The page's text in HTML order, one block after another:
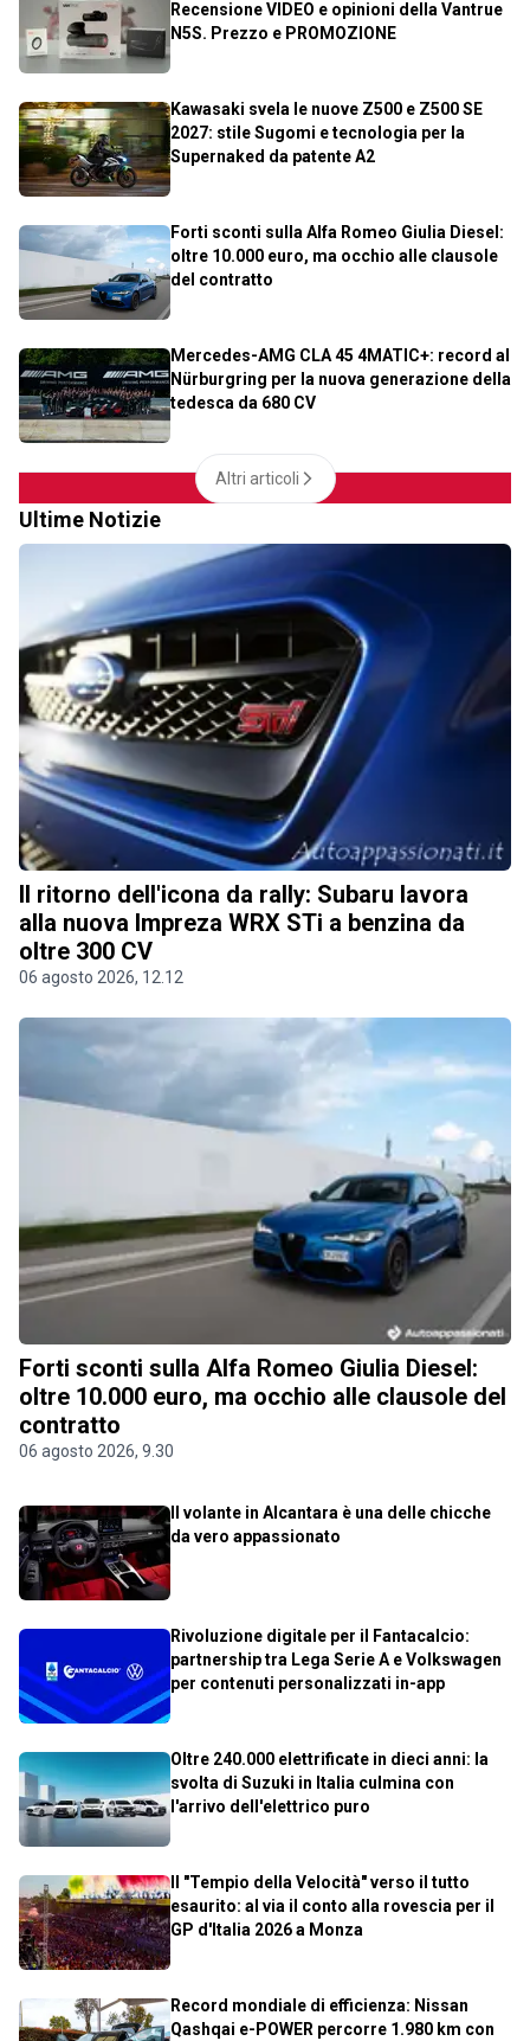
Recensione VIDEO e opinioni della Vantrue
N5S. Prezzo e PROMOZIONE
Kawasaki svela le nuove Z500 e Z500 SE
2027: stile Sugomi e tecnologia per la
Supernaked da patente A2
Forti sconti sulla Alfa Romeo Giulia Diesel:
oltre 10.000 euro, ma occhio alle clausole
del contratto
Mercedes-AMG CLA 45 4MATIC+: record al
Nürburgring per la nuova generazione della
tedesca da 680 CV
Altri articoli
Ultime Notizie
Il ritorno dell'icona da rally: Subaru lavora
alla nuova Impreza WRX STi a benzina da
oltre 300 CV
06 agosto 2026, 12.12
Forti sconti sulla Alfa Romeo Giulia Diesel:
oltre 10.000 euro, ma occhio alle clausole del
contratto
06 agosto 2026, 9.30
Il volante in Alcantara è una delle chicche
da vero appassionato
Rivoluzione digitale per il Fantacalcio:
partnership tra Lega Serie A e Volkswagen
per contenuti personalizzati in-app
Oltre 240.000 elettrificate in dieci anni: la
svolta di Suzuki in Italia culmina con
l'arrivo dell'elettrico puro
Il "Tempio della Velocità" verso il tutto
esaurito: al via il conto alla rovescia per il
GP d'Italia 2026 a Monza
Record mondiale di efficienza: Nissan
Qashqai e-POWER percorre 1.980 km con